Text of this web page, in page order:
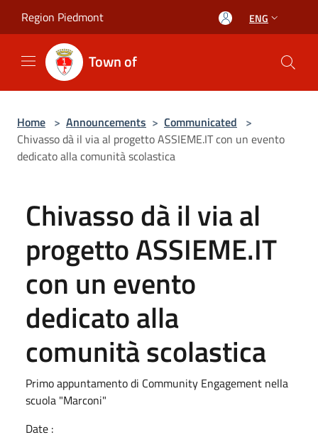
Region Piedmont ENG
Town of
Home > Announcements > Communicated >
Chivasso dà il via al progetto ASSIEME.IT con un evento
dedicato alla comunità scolastica
Chivasso dà il via al
progetto ASSIEME.IT
con un evento
dedicato alla
comunità scolastica
Primo appuntamento di Community Engagement nella
scuola "Marconi"
Date :